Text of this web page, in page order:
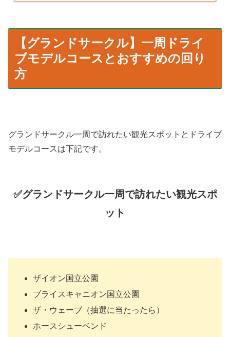
【グランドサークル】一周ドライ
ブモデルコースとおすすめの回り
方
グランドサークル一周で訪れたい観光スポットとドライブ
モデルコースは下記です。
✅グランドサークル一周で訪れたい観光スポ
ット
ザイオン国立公園
ブライスキャニオン国立公園
ザ・ウェーブ（抽選に当たったら）
ホースシューベンド